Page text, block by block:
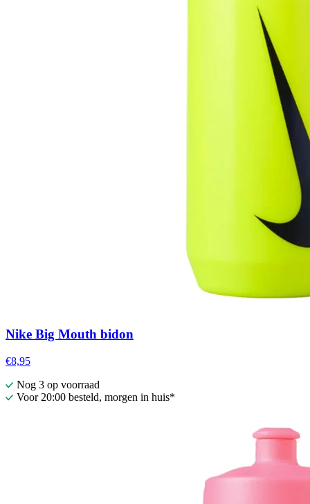
Nike Big Mouth bidon
€8,95
Nog 3 op voorraad
Voor 20:00 besteld, morgen in huis*